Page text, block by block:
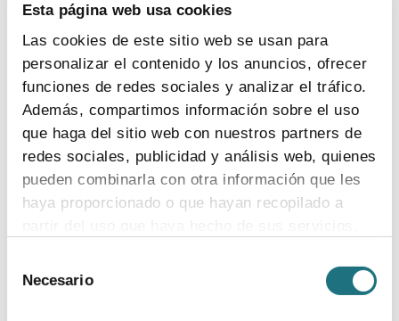
Esta página web usa cookies
Las cookies de este sitio web se usan para
personalizar el contenido y los anuncios, ofrecer
funciones de redes sociales y analizar el tráfico.
Además, compartimos información sobre el uso
que haga del sitio web con nuestros partners de
redes sociales, publicidad y análisis web, quienes
pueden combinarla con otra información que les
haya proporcionado o que hayan recopilado a
Para más información puede acceder a nuestra
Necesario
|
Memoria anual 2019